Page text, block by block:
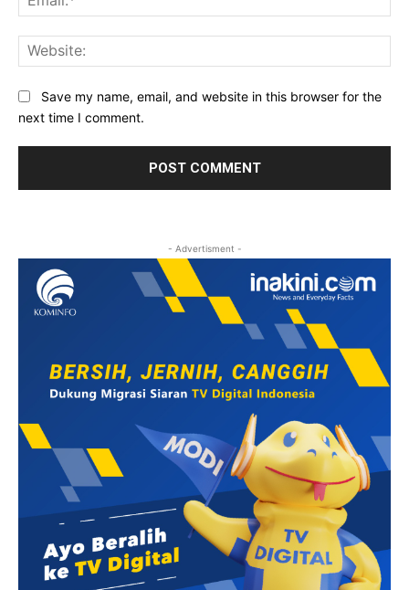
Save my name, email, and website in this browser for the
next time I comment.
- Advertisment -